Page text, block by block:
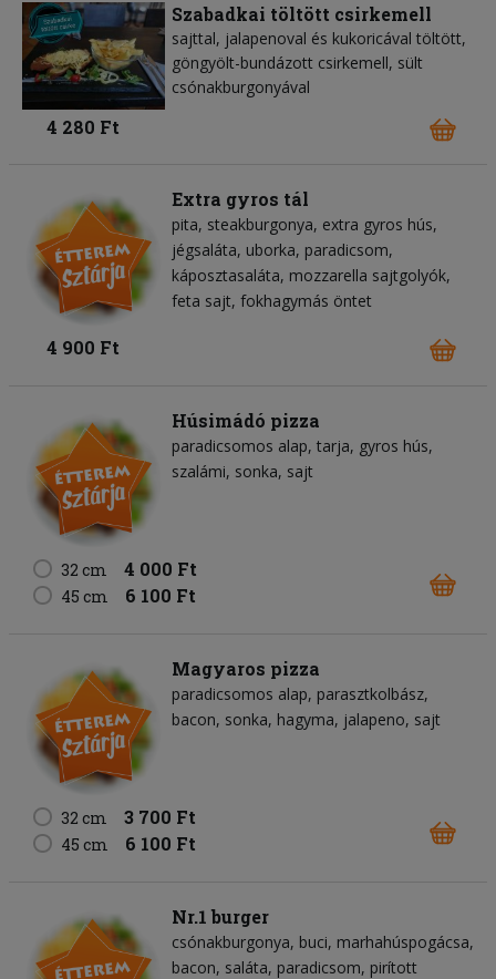
Szabadkai töltött csirkemell
sajttal, jalapenoval és kukoricával töltött,
göngyölt-bundázott csirkemell, sült
csónakburgonyával
4 280 Ft
Extra gyros tál
pita steakburgonya extra gyros hús
jégsaláta uborka paradicsom
káposztasaláta mozzarella sajtgolyók
feta sajt fokhagymás öntet
4 900 Ft
Húsimádó pizza
paradicsomos alap tarja gyros hús
szalámi sonka sajt
32 cm 4 000 Ft
45 cm 6 100 Ft
Magyaros pizza
paradicsomos alap parasztkolbász
bacon sonka hagyma jalapeno sajt
32 cm 3 700 Ft
45 cm 6 100 Ft
Nr.1 burger
csónakburgonya buci marhahúspogácsa
bacon saláta paradicsom pirított